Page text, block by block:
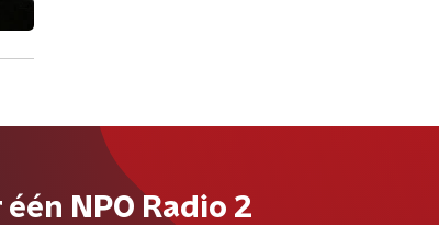
één NPO Radio 2